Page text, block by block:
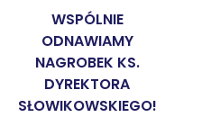
WSPÓLNIE
ODNAWIAMY
NAGROBEK KS.
DYREKTORA
SŁOWIKOWSKIEGO!